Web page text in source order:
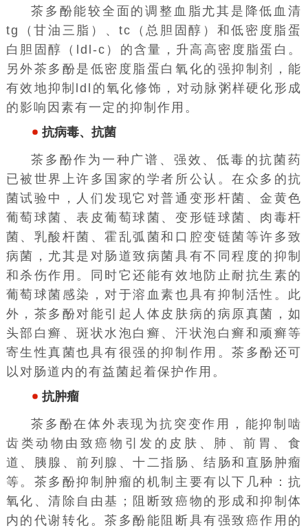
茶多酚能较全面的调整血脂尤其是降低血清
tg（甘油三脂）、tc（总胆固醇）和低密度脂蛋
白胆固醇（ldl-c）的含量，升高高密度脂蛋白。
另外茶多酚是低密度脂蛋白氧化的强抑制剂，能
有效地抑制ldl的氧化修饰，对动脉粥样硬化形成
的影响因素有一定的抑制作用。
抗病毒、抗菌
茶多酚作为一种广谱、强效、低毒的抗菌药
已被世界上许多国家的学者所公认。在众多的抗
菌试验中，人们发现它对普通变形杆菌、金黄色
葡萄球菌、表皮葡萄球菌、变形链球菌、肉毒杆
菌、乳酸杆菌、霍乱弧菌和口腔变链菌等许多致
病菌，尤其是对肠道致病菌具有不同程度的抑制
和杀伤作用。同时它还能有效地防止耐抗生素的
葡萄球菌感染，对于溶血素也具有抑制活性。此
外，茶多酚对能引起人体皮肤病的病原真菌，如
头部白癣、斑状水泡白癣、汗状泡白癣和顽癣等
寄生性真菌也具有很强的抑制作用。茶多酚还可
以对肠道内的有益菌起着保护作用。
抗肿瘤
茶多酚在体外表现为抗突变作用，能抑制啮
齿类动物由致癌物引发的皮肤、肺、前胃、食
道、胰腺、前列腺、十二指肠、结肠和直肠肿瘤
等。茶多酚抑制肿瘤的机制主要有以下几种：抗
氧化、清除自由基；阻断致癌物的形成和抑制体
内的代谢转化。茶多酚能阻断具有强致癌作用的